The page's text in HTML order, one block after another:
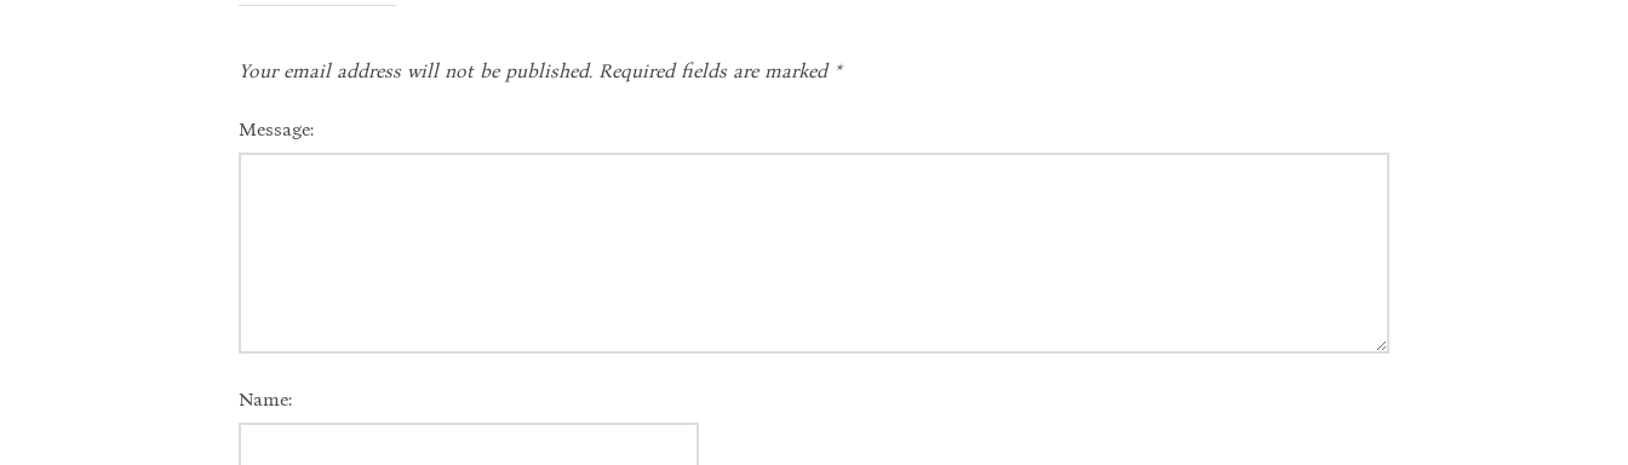
Your email address will not be published. Required fields are marked *
Message:
Name: